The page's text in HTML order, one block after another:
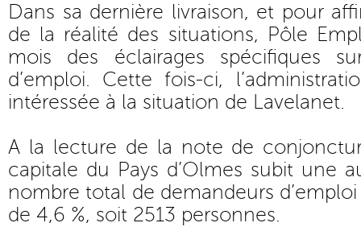
Dans sa dernière livraison, et pour
de la réalité des situations, Pôle
mois des éclairages spécifiques
d’emploi. Cette fois-ci,
intéressée à la situation de Lavelanet.
A la lecture de la note de
capitale du Pays d’Olmes subit une
nombre total de demandeurs
de 4,6 %, soit 2513 personnes.